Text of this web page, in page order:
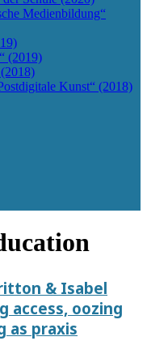
Medienbildung“
(2019)
Kunst“ (2018)
& Isabel
access, oozing
as praxis